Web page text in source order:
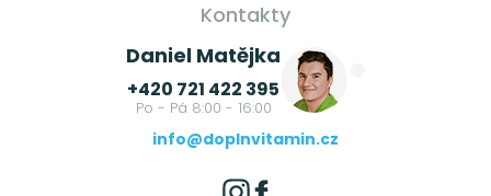
Kontakty
Daniel Matějka
+420 721 422 395
Po - Pá 8:00 - 16:00
info@doplnvitamin.cz